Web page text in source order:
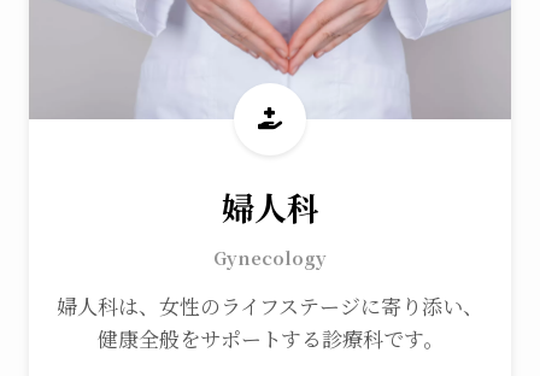
婦人科
Gynecology
婦人科は、女性のライフステージに寄り添い、
健康全般をサポートする診療科です。